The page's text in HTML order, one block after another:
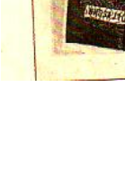
દુર કરવામાં આવ્યા